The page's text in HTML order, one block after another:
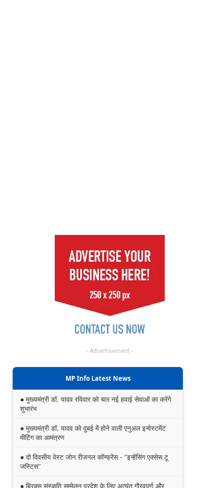
- Advertisement -
MP Info Latest News
● मुख्यमंत्री डॉ. यादव रविवार को चार नई हवाई सेवाओं का करेंगे
शुभारंभ
● मुख्यमंत्री डॉ. यादव को दुबई में होने वाली एनुअल इन्वेस्टमेंट
मीटिंग का आमंत्रण
● दो दिवसीय वेस्ट जोन रीजनल कॉन्फ्रेंस - "इन्हेंसिंग एक्सेस टू
जस्टिस"
● ब्रिक्स संस्कृति सम्मेलन प्रदेश के लिए अत्यंत गौरवपूर्ण और